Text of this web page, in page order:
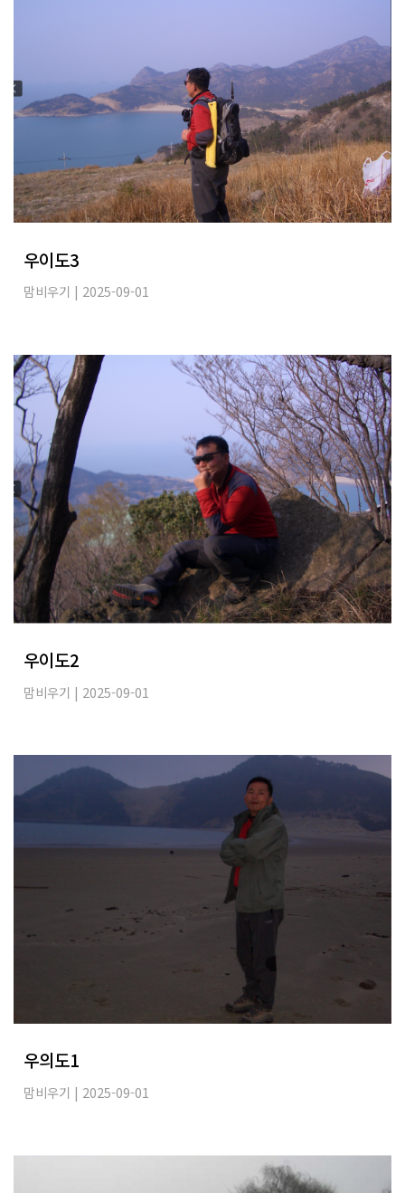
우이도3
맘비우기 | 2025-09-01
우이도2
맘비우기 | 2025-09-01
우의도1
맘비우기 | 2025-09-01